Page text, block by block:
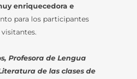
enriquecedora e
para los participantes
Profesora de Lengua
de las clases de